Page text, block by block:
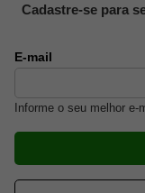
Cadastre-se para
E-mail
Informe o seu melhor e-